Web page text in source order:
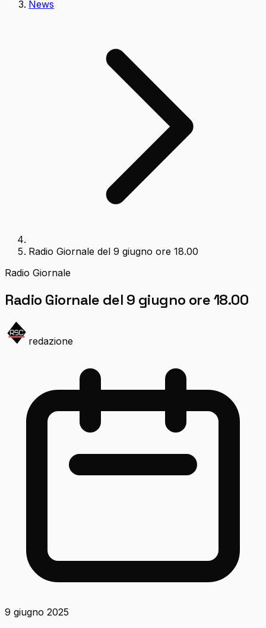
News
Radio Giornale del 9 giugno ore 18.00
Radio Giornale
Radio Giornale del 9 giugno ore 18.00
redazione
9 giugno 2025